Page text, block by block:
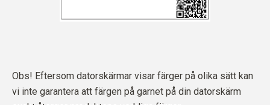
Obs! Eftersom datorskärmar visar färger på olika sätt kan
vi inte garantera att färgen på garnet på din datorskärm